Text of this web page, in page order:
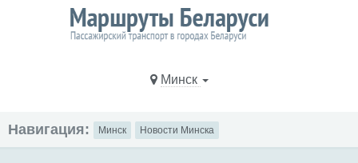
Минск
Навигация: Минск Новости Минска